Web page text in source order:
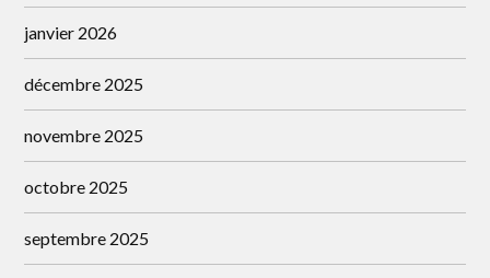
janvier 2026
décembre 2025
novembre 2025
octobre 2025
septembre 2025